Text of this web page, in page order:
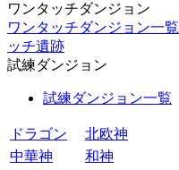
ワンタッチダンジョン
ワンタッチダンジョン一覧
ッチ遺跡
試練ダンジョン
試練ダンジョン一覧
ドラゴン
北欧神
中華神
和神